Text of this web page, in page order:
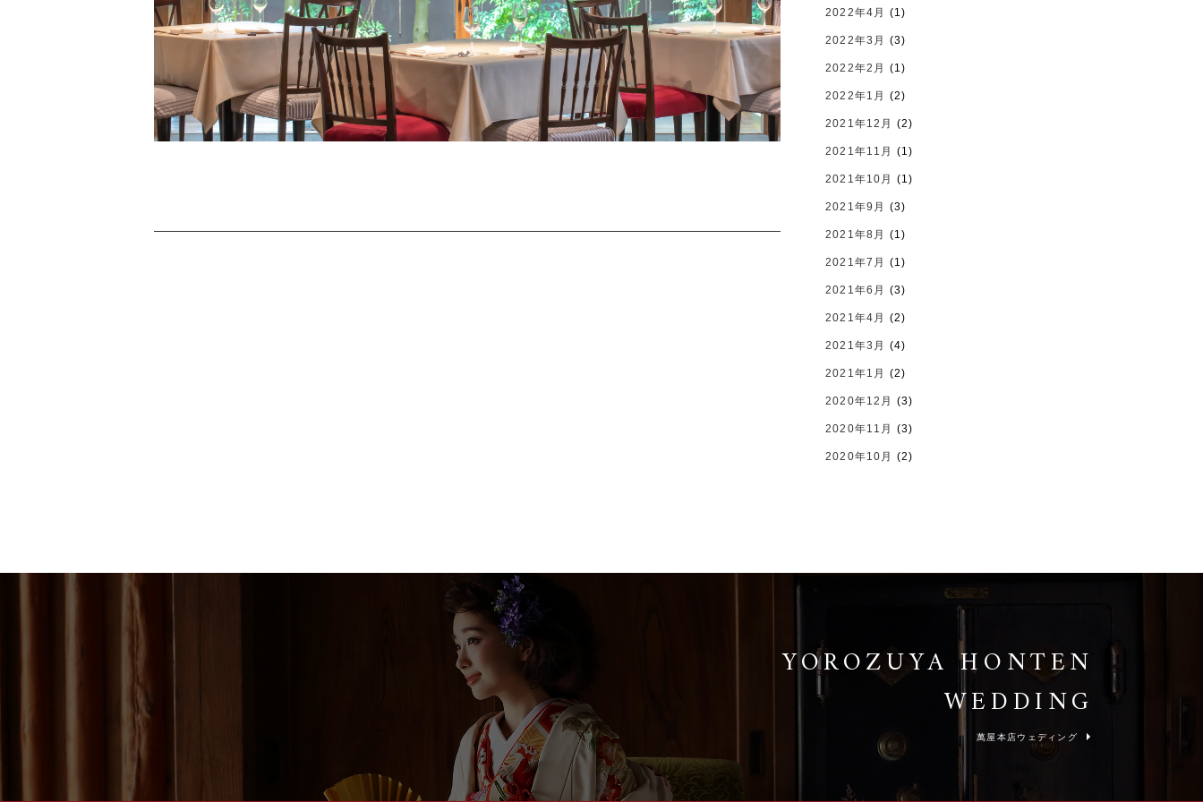
2022年4月 (1)
2022年3月 (3)
2022年2月 (1)
2022年1月 (2)
2021年12月 (2)
2021年11月 (1)
2021年10月 (1)
2021年9月 (3)
2021年8月 (1)
2021年7月 (1)
2021年6月 (3)
2021年4月 (2)
2021年3月 (4)
2021年1月 (2)
2020年12月 (3)
2020年11月 (3)
2020年10月 (2)
YOROZUYA HONTEN
WEDDING
萬屋本店ウェディング